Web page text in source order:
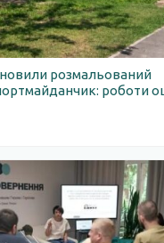
розмальований
роботи